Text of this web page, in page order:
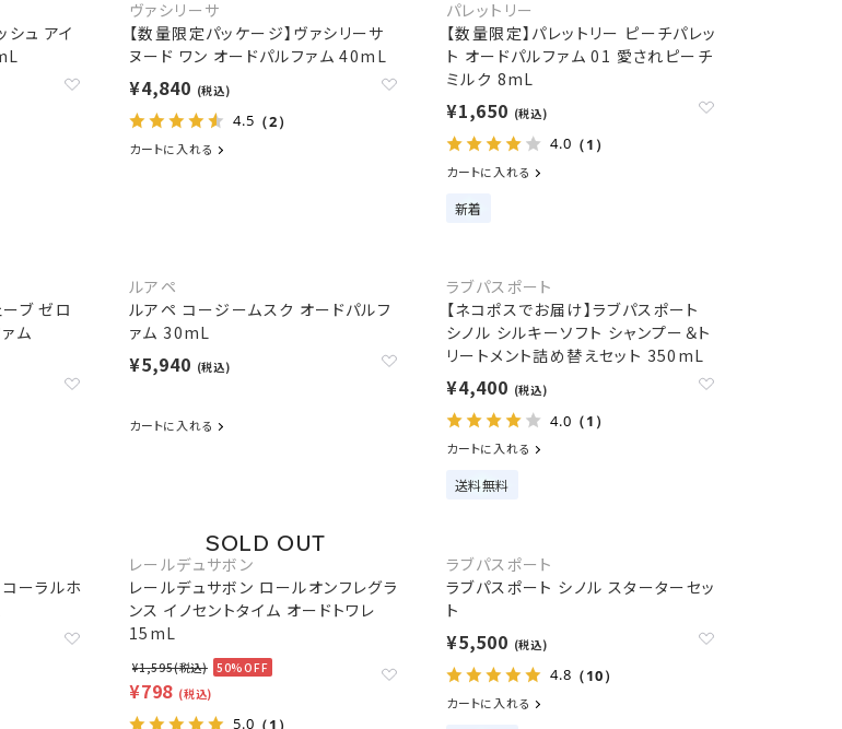
シュ アイ
ヴァシリーサ
【数量限定パッケージ】ヴァシリーサ
ヌード ワン オードパルファム 40mL
¥4,840 (税込)
4.5 （2）
カートに入れる
パレットリー
【数量限定】パレットリー ピーチパレッ
ト オードパルファム 01 愛されピーチ
ミルク 8mL
¥1,650 (税込)
4.0 （1）
カートに入れる
新着
ーブ ゼロ
ム
ルアペ
ルアペ コージームスク オードパルフ
ァム 30mL
¥5,940 (税込)
カートに入れる
ラブパスポート
【ネコポスでお届け】ラブパスポート
シノル シルキーソフト シャンプー＆ト
リートメント詰め替えセット 350mL
¥4,400 (税込)
4.0 （1）
カートに入れる
送料無料
ーラルホ
レールデュサボン
レールデュサボン ロールオンフレグラ
ンス イノセントタイム オードトワレ
15mL
¥1,595(税込) 50%OFF
¥798 (税込)
5.0 （1）
ラブパスポート
ラブパスポート シノル スターターセッ
ト
¥5,500 (税込)
4.8 （10）
カートに入れる